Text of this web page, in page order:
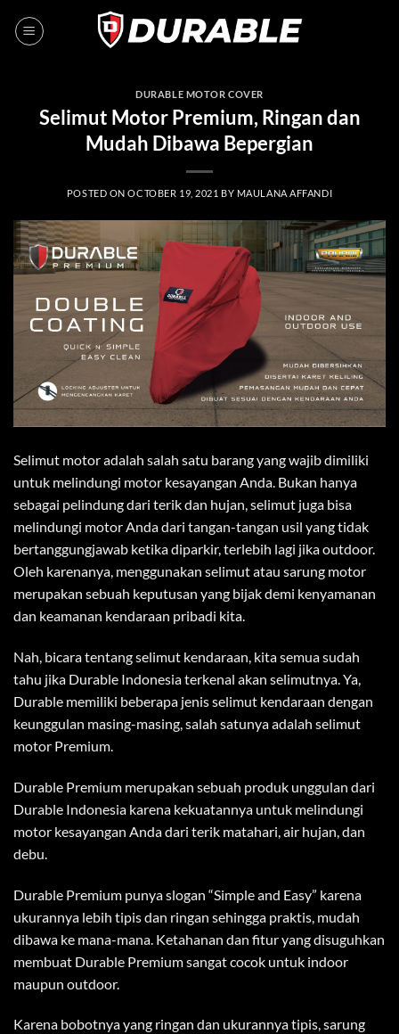
DURABLE MOTOR COVER
Selimut Motor Premium, Ringan dan
Mudah Dibawa Bepergian
POSTED ONOCTOBER 19, 2021 BY MAULANA AFFANDI
Selimut motor adalah salah satu barang yang wajib dimiliki
untuk melindungi motor kesayangan Anda. Bukan hanya
sebagai pelindung dari terik dan hujan, selimut juga bisa
melindungi motor Anda dari tangan-tangan usil yang tidak
bertanggungjawab ketika diparkir, terlebih lagi jika outdoor.
Oleh karenanya, menggunakan selimut atau sarung motor
merupakan sebuah keputusan yang bijak demi kenyamanan
dan keamanan kendaraan pribadi kita.
Nah, bicara tentang selimut kendaraan, kita semua sudah
tahu jika Durable Indonesia terkenal akan selimutnya. Ya,
Durable memiliki beberapa jenis selimut kendaraan dengan
keunggulan masing-masing, salah satunya adalah selimut
motor Premium.
Durable Premium merupakan sebuah produk unggulan dari
Durable Indonesia karena kekuatannya untuk melindungi
motor kesayangan Anda dari terik matahari, air hujan, dan
debu.
Durable Premium punya slogan “Simple and Easy” karena
ukurannya lebih tipis dan ringan sehingga praktis, mudah
dibawa ke mana-mana. Ketahanan dan fitur yang disuguhkan
membuat Durable Premium sangat cocok untuk indoor
maupun outdoor.
Karena bobotnya yang ringan dan ukurannya tipis, sarung